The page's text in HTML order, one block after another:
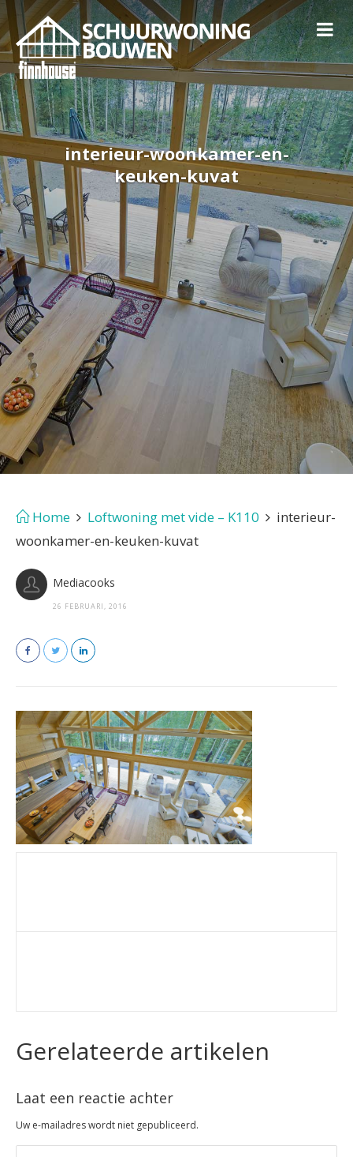
interieur-woonkamer-en-
keuken-kuvat
Home Loftwoning met vide – K110
interieur-
woonkamer-en-keuken-kuvat
Mediacooks
26 FEBRUARI, 2016
Gerelateerde artikelen
Laat een reactie achter
Uw e-mailadres wordt niet gepubliceerd.